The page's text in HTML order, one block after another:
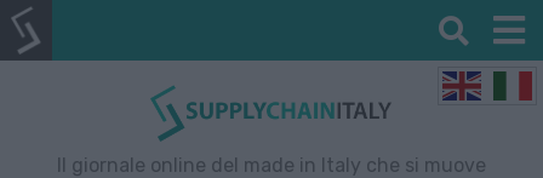
Il giornale online del made in Italy che si muove